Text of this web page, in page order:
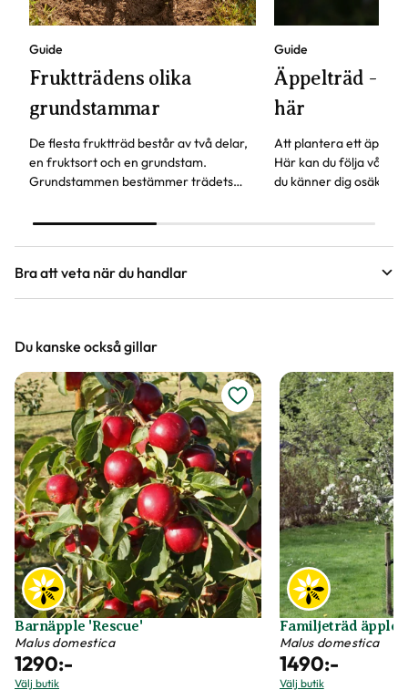
Guide
Fruktträdens olika
grundstammar
De flesta fruktträd består av två delar,
en fruktsort och en grundstam.
Grundstammen bestämmer trädets
egenskaper är när trädet börjar bära
Guide
Äppelträd -
här
Att plantera ett
Här kan du följa våra
du känner dig osäker.
inget är det hög tid att
Bra att veta när du handlar
Vi försöker alltid ange växternas ungefärliga
mått, men då växter är levande och alla växter
är unika så kan måtten och din växts utseende
variera något från informationen och fotona på
hemsidan.
Växter är levande varor
Det är naturligt att växter får nya blad och
därmed också tappar blad. Om din växt har
några gula eller bruna bland, så innebär det inte
att växten är döende eller av dålig kvalitet. Vi
rekommenderar att du försiktigt plockar bort
dessa blad vid ankomst.
Du kanske också gillar
Barnäpple 'Rescue'
Malus domestica
1290:-
Välj butik
Familjeträd äpple,
Malus domestica
1490:-
Välj butik